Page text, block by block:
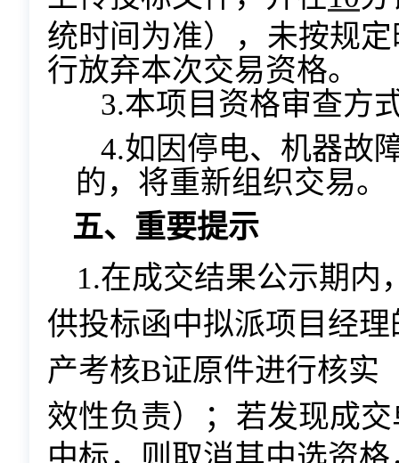
统时间为准）， 未按规
行放弃本次交易资格。
3.本项目资格审查方
4.如因停电、机器故
的，将重新组织交易。
五、重要提示
1.在成交结果公示期内
供投标函中拟派项目经理
产考核B证原件进行核实
效性负责）； 若发现成